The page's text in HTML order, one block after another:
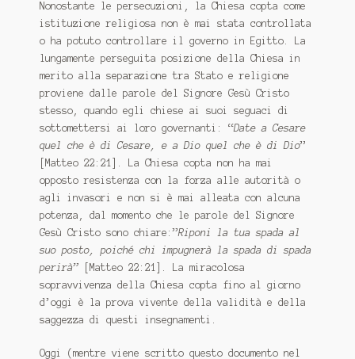
Nonostante le persecuzioni, la Chiesa copta come
istituzione religiosa non è mai stata controllata
o ha potuto controllare il governo in Egitto. La
lungamente perseguita posizione della Chiesa in
merito alla separazione tra Stato e religione
proviene dalle parole del Signore Gesù Cristo
stesso, quando egli chiese ai suoi seguaci di
sottomettersi ai loro governanti: “Date a Cesare
quel che è di Cesare, e a Dio quel che è di Dio”
[Matteo 22:21]. La Chiesa copta non ha mai
opposto resistenza con la forza alle autorità o
agli invasori e non si è mai alleata con alcuna
potenza, dal momento che le parole del Signore
Gesù Cristo sono chiare:”Riponi la tua spada al
suo posto, poiché chi impugnerà la spada di spada
perirà”[Matteo 22:21]. La miracolosa
sopravvivenza della Chiesa copta fino al giorno
d’oggi è la prova vivente della validità e della
saggezza di questi insegnamenti.
Oggi (mentre viene scritto questo documento nel